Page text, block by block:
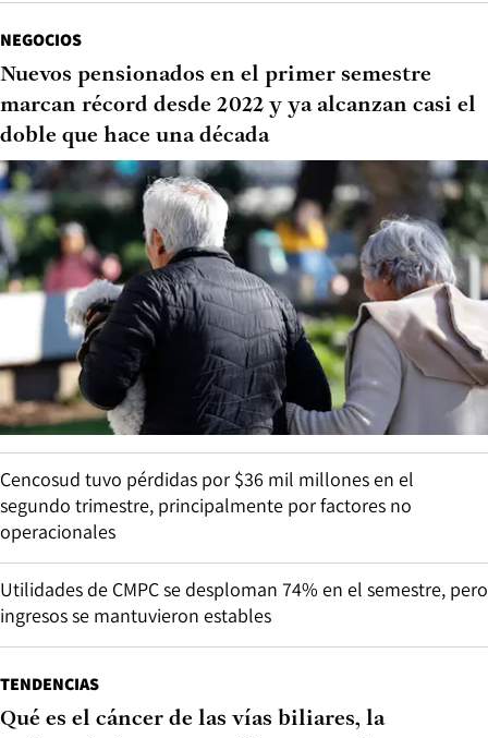
NEGOCIOS
Nuevos pensionados en el primer semestre
marcan récord desde 2022 y ya alcanzan casi el
doble que hace una década
Cencosud tuvo pérdidas por $36 mil millones en el
segundo trimestre, principalmente por factores no
operacionales
Utilidades de CMPC se desploman 74% en el semestre, pero
ingresos se mantuvieron estables
TENDENCIAS
Qué es el cáncer de las vías biliares, la